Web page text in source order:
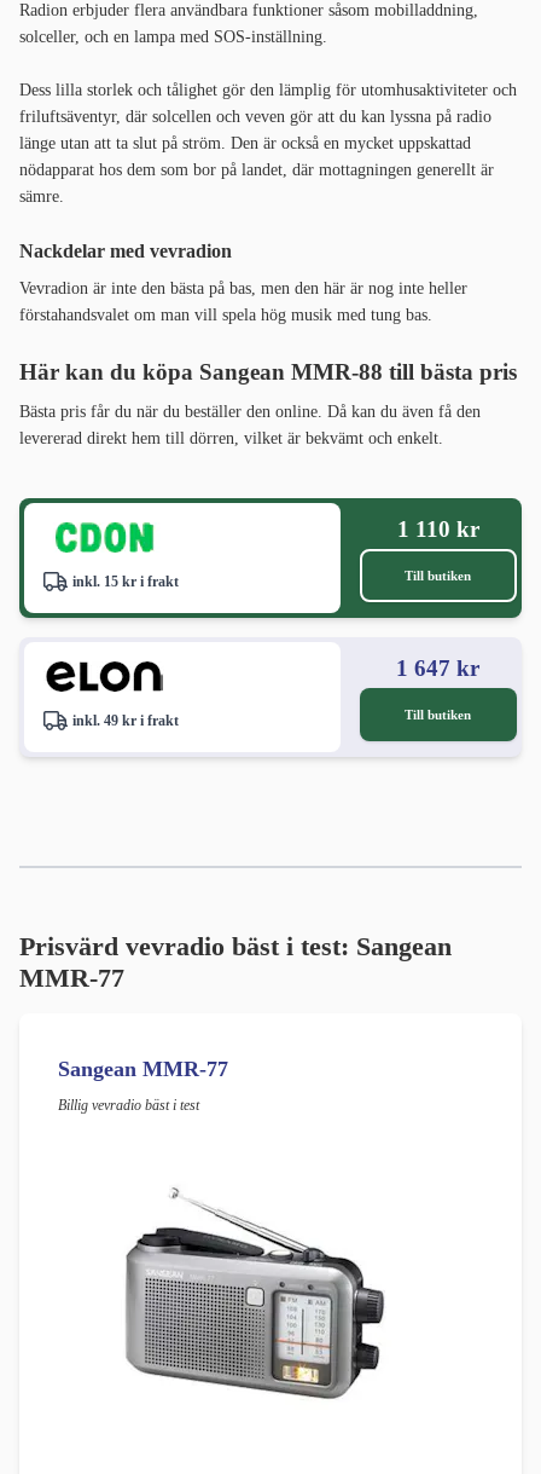
Radion erbjuder flera användbara funktioner såsom mobilladdning,
solceller, och en lampa med SOS-inställning.
Dess lilla storlek och tålighet gör den lämplig för utomhusaktiviteter och
friluftsäventyr, där solcellen och veven gör att du kan lyssna på radio
länge utan att ta slut på ström. Den är också en mycket uppskattad
nödapparat hos dem som bor på landet, där mottagningen generellt är
sämre.
Nackdelar med vevradion
Vevradion är inte den bästa på bas, men den här är nog inte heller
förstahandsvalet om man vill spela hög musik med tung bas.
Här kan du köpa Sangean MMR-88 till bästa pris
Bästa pris får du när du beställer den online. Då kan du även få den
levererad direkt hem till dörren, vilket är bekvämt och enkelt.
inkl. 15 kr i frakt
1 110 kr
Till butiken
inkl. 49 kr i frakt
1 647 kr
Till butiken
Prisvärd vevradio bäst i test: Sangean
MMR-77
Sangean MMR-77
Billig vevradio bäst i test